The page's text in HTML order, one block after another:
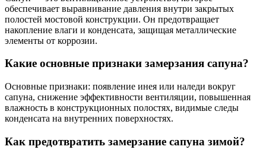
обеспечивает выравнивание давления внутри закрытых
полостей мостовой конструкции. Он предотвращает
накопление влаги и конденсата, защищая металлические
элементы от коррозии.
Какие основные признаки замерзания сапуна?
Основные признаки: появление инея или наледи вокруг
сапуна, снижение эффективности вентиляции, повышенная
влажность в конструкционных полостях, видимые следы
конденсата на внутренних поверхностях.
Как предотвратить замерзание сапуна зимой?